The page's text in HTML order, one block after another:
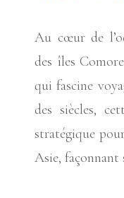
Au cœur de
des îles
qui fascine
des siècles,
stratégique
Asie,